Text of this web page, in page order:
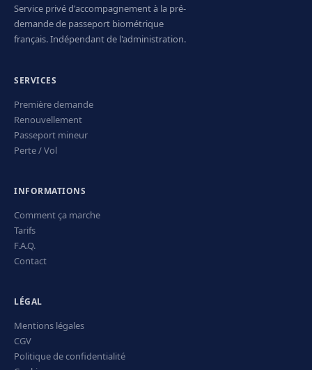
Service privé d'accompagnement à la pré-
demande de passeport biométrique
français. Indépendant de l'administration.
SERVICES
Première demande
Renouvellement
Passeport mineur
Perte / Vol
INFORMATIONS
Comment ça marche
Tarifs
F.A.Q.
Contact
LÉGAL
Mentions légales
CGV
Politique de confidentialité